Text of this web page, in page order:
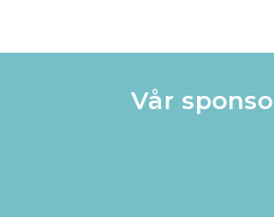
Vår